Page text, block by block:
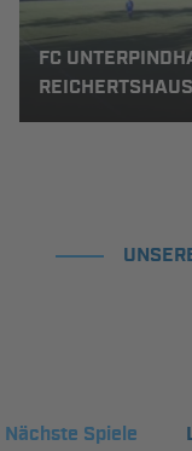
FC
Nächste Spiele